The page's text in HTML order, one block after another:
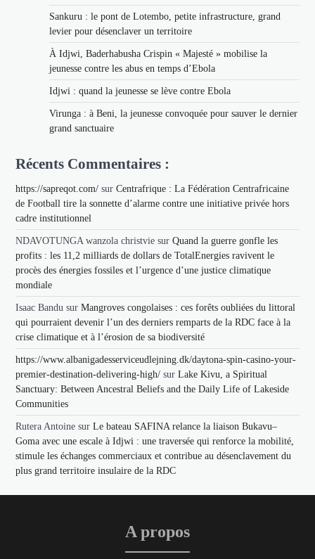
Sankuru : le pont de Lotembo, petite infrastructure, grand
levier pour désenclaver un territoire
À Idjwi, Baderhabusha Crispin « Majesté » mobilise la
jeunesse contre les abus en temps d’Ebola
Idjwi : quand la jeunesse se lève contre Ebola
Virunga : à Beni, la jeunesse convoquée pour sauver le dernier
grand sanctuaire
Récents Commentaires :
https://sapreqot.com/ surCentrafrique : La Fédération Centrafricaine
de Football tire la sonnette d’alarme contre une initiative privée hors
cadre institutionnel
NDAVOTUNGA wanzola christvie surQuand la guerre gonfle les
profits : les 11,2 milliards de dollars de TotalEnergies ravivent le
procès des énergies fossiles et l’urgence d’une justice climatique
mondiale
Isaac Bandu surMangroves congolaises : ces forêts oubliées du littoral
qui pourraient devenir l’un des derniers remparts de la RDC face à la
crise climatique et à l’érosion de sa biodiversité
https://www.albanigadesserviceudlejning.dk/daytona-spin-casino-your-
premier-destination-delivering-high/ surLake Kivu, a Spiritual
Sanctuary: Between Ancestral Beliefs and the Daily Life of Lakeside
Communities
Rutera Antoine surLe bateau SAFINA relance la liaison Bukavu–
Goma avec une escale à Idjwi : une traversée qui renforce la mobilité,
stimule les échanges commerciaux et contribue au désenclavement du
plus grand territoire insulaire de la RDC
A propos